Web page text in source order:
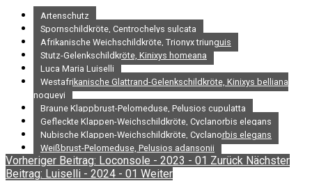
Artenschutz
Spornschildkröte, Centrochelys sulcata
Afrikanische Weichschildkröte, Trionyx triunguis
Stutz-Gelenkschildkröte, Kinixys homeana
Luca Maria Luiselli
Westafrikanische Glattrand-Gelenkschildkröte, Kinixys belliana
nogueyi
Braune Klappbrust-Pelomeduse, Pelusios cupulatta
Gefleckte Klappen-Weichschildkröte, Cyclanorbis elegans
Nubische Klappen-Weichschildkröte, Cyclanorbis elegans
Weißbrust-Pelomeduse, Pelusios adansonii
Vorheriger Beitrag: Loconsole - 2023 - 01 Zurück Nächster
Beitrag: Luiselli - 2024 - 01 Weiter